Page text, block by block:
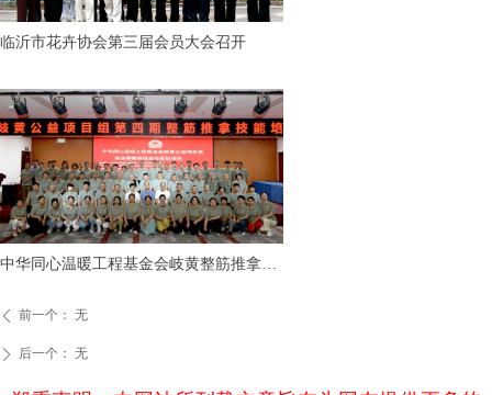
临沂市花卉协会第三届会员大会召开
中华同心温暖工程基金会岐黄整筋推拿技
ꄲ 后一个： 无
ꄴ 前一个： 无